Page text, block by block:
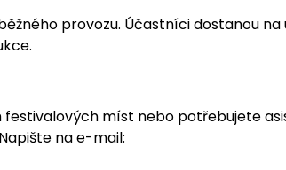
provozu. Účastníci dostanou na
míst nebo potřebujete
na e-mail: